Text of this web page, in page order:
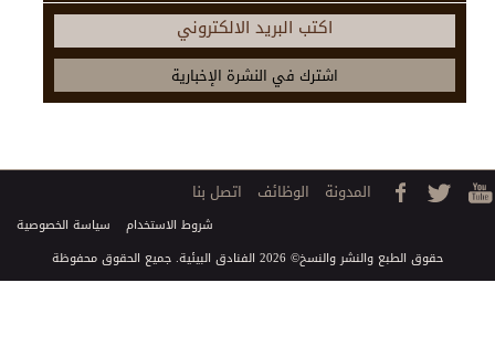
اكتب البريد الالكتروني
المدونة الوظائف اتصل بنا
حقوق الطبع والنشر والنسخ© 2026 الفنادق البيئية. جميع الحقوق محفوظة
سياسة الخصوصية شروط الاستخدام